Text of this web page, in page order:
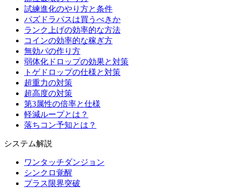
試練進化のやり方と条件
パズドラパスは買うべきか
ランク上げの効率的な方法
コインの効率的な稼ぎ方
無効パの作り方
弱体化ドロップの効果と対策
トゲドロップの仕様と対策
超重力の対策
超高度の対策
第3属性の倍率と仕様
軽減ループとは？
落ちコン予知とは？
システム解説
ワンタッチダンジョン
シンクロ覚醒
プラス限界突破